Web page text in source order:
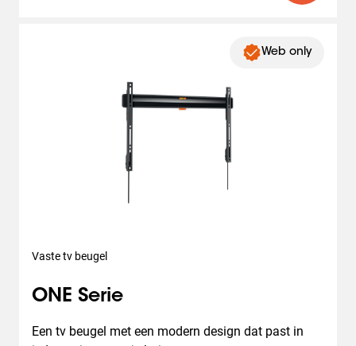
Web only
Vaste tv beugel
ONE Serie
Een tv beugel met een modern design dat past in